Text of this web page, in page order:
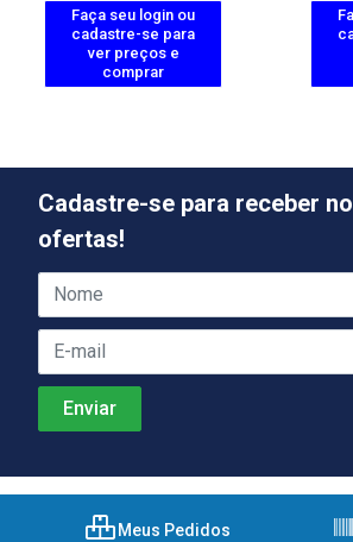
Faça seu login ou
cadastre-se para
ver preços e
comprar
Cadastre-se para receber
ofertas!
Meus Pedidos